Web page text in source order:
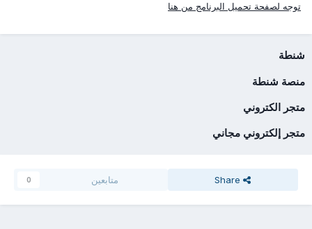
توجه لصفحة تحميل البرنامج من هنا
شنطة
منصة شنطة
متجر الكتروني
متجر إلكتروني مجاني
Share متابعين 0